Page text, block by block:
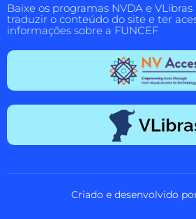
Baixe os programas NVDA e
traduzir o conteúdo do site e ter
informações sobre a FUNCEF
Criado e desenvolvido